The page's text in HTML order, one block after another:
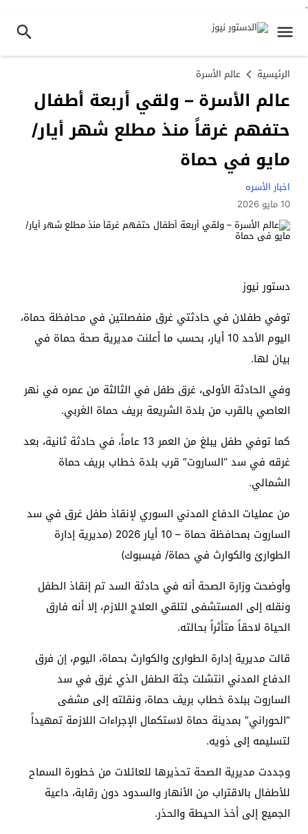
.
الرئيسية عالم الأسرة
عالم الأسرة – ولقي أربعة أطفال
حتفهم غرقاً منذ مطلع شهر أيار/
مايو في حماة
اخبار الأسره
10 مايو 2026
دستور نيوز
توفي طفلان في حادثتي غرق منفصلتين في محافظة حماة،
اليوم الأحد 10 أيار، بحسب ما أعلنت مديرية صحة حماة في
بيان لها.
وفي الحادثة الأولى، غرق طفل في الثالثة من عمره في نهر
العاصي بالقرب من بلدة الشريعة بريف حماة الغربي.
كما توفي طفل يبلغ من العمر 13 عاماً، في حادثة ثانية، بعد
غرقه في سد “الساروت” قرب بلدة خطاب بريف حماة
الشمالي.
من عمليات الدفاع المدني السوري لإنقاذ طفل غرق في سد
الساروت بمحافظة حماة – 10 أيار 2026 (مديرية إدارة
الطوارئ والكوارث في حماة/ فيسبوك)
وأوضحت وزارة الصحة أنه في حادثة السد تم إنقاذ الطفل
ونقله إلى المستشفى لتلقي العلاج اللازم، إلا أنه فارق
الحياة لاحقاً متأثراً بحالته.
قالت مديرية إدارة الطوارئ والكوارث بحماة، اليوم، إن فرق
الدفاع المدني انتشلت جثة الطفل الذي غرق في سد
الساروت ببلدة خطاب بريف حماة، ونقلته إلى مشفى
“الحوراني” بمدينة حماة لاستكمال الإجراءات اللازمة تمهيداً
لتسليمه إلى ذويه.
وجددت مديرية الصحة تحذيرها للعائلات من خطورة السماح
للأطفال بالاقتراب من الأنهار والسدود دون رقابة، داعية
الجميع إلى أخذ الحيطة والحذر.